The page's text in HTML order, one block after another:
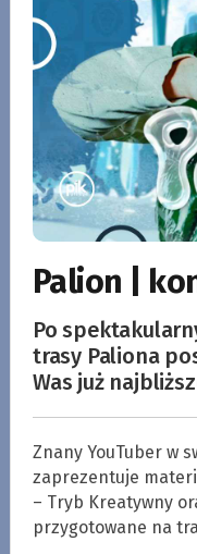
Palion |
Po
trasy Paliona
Was już
Znany YouTuber w
zaprezentuje
– Tryb Kreatywny
przygotowane na